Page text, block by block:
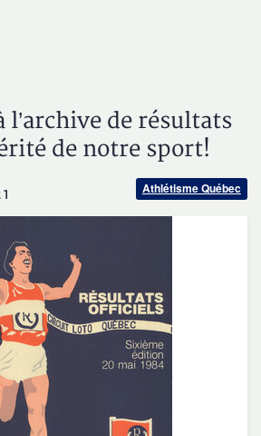
l’archive de résultats
de notre sport!
Athlétisme Québec